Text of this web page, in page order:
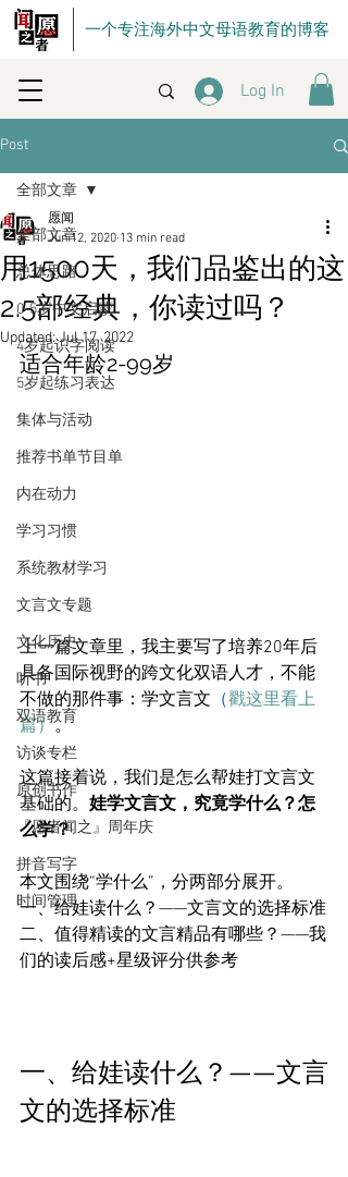
一个专注海外中文母语教育的博客
Log In
Post
全部文章
总体思路
0-5岁中文启蒙
4岁起识字阅读
5岁起练习表达
集体与活动
推荐书单节目单
内在动力
学习习惯
系统教材学习
文言文专题
文化历史
听书
双语教育
访谈专栏
原创书作
『愿者闻之』周年庆
拼音写字
时间管理
全部文章
用1500天，我们品鉴出的这
2.5部经典，你读过吗？
愿闻
Jun 12, 2020 13 min read
Updated:Jul 17, 2022
适合年龄2-99岁
上一篇文章里，我主要写了培养20年后
具备国际视野的跨文化双语人才，不能
不做的那件事：学文言文 （戳这里看上
篇）。
这篇接着说，我们是怎么帮娃打文言文
基础的。 娃学文言文，究竟学什么？怎
么学？
本文围绕“学什么”，分两部分展开。
一、给娃读什么？——文言文的选择标准
二、值得精读的文言精品有哪些？——我
们的读后感+星级评分供参考
一、给娃读什么？——文言
文的选择标准